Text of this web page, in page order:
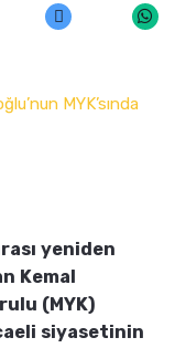
yeniden
Kemal
(MYK)
siyasetinin